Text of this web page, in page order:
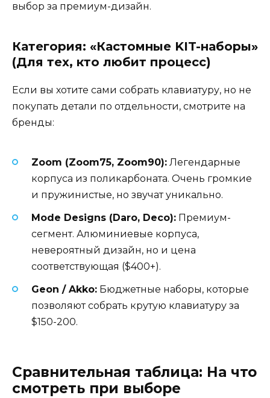
выбор за премиум-дизайн.
Категория: «Кастомные KIT-наборы»
(Для тех, кто любит процесс)
Если вы хотите сами собрать клавиатуру, но не
покупать детали по отдельности, смотрите на
бренды:
Zoom (Zoom75, Zoom90): Легендарные
корпуса из поликарбоната. Очень громкие
и пружинистые, но звучат уникально.
Mode Designs (Daro, Deco): Премиум-
сегмент. Алюминиевые корпуса,
невероятный дизайн, но и цена
соответствующая ($400+).
Geon / Akko: Бюджетные наборы, которые
позволяют собрать крутую клавиатуру за
$150-200.
Сравнительная таблица: На что
смотреть при выборе